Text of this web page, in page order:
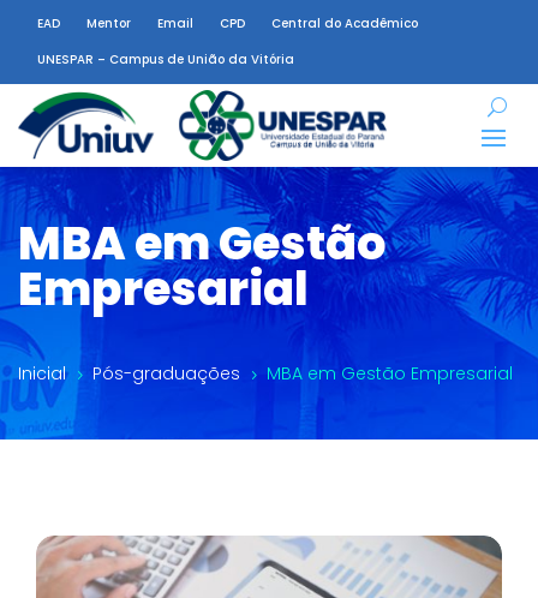
EAD Mentor Email CPD
Central do Acadêmico
UNESPAR – Campus de União da Vitória
MBA em Gestão
Empresarial
Inicial 5 Pós-graduações 5 MBA em Gestão Empresarial